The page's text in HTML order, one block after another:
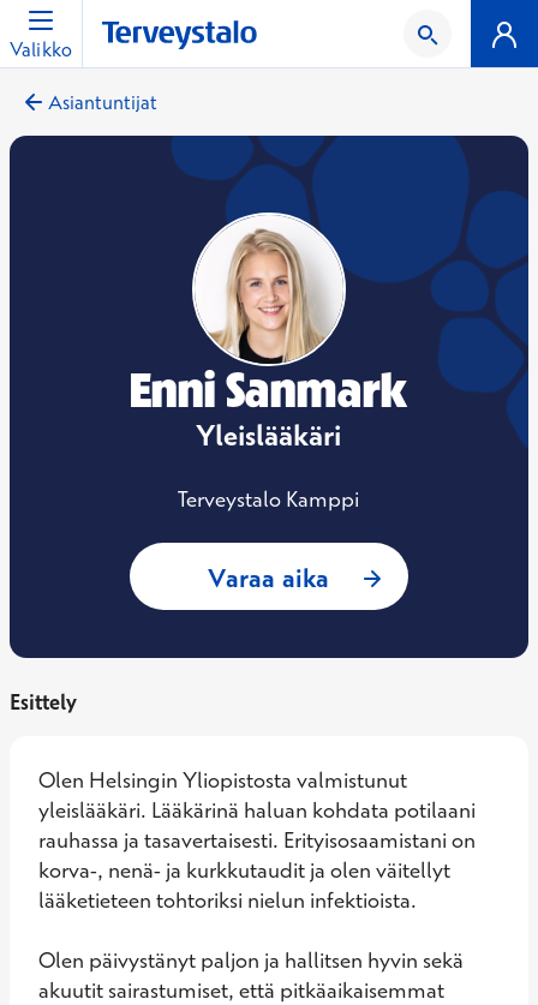
Valikko
Asiantuntijat
Enni Sanmark
Yleislääkäri
Terveystalo Kamppi
Varaa aika : Enni Sanmark,
Esittely
Olen Helsingin Yliopistosta valmistunut
yleislääkäri. Lääkärinä haluan kohdata potilaani
rauhassa ja tasavertaisesti. Erityisosaamistani on
korva-, nenä- ja kurkkutaudit ja olen väitellyt
lääketieteen tohtoriksi nielun infektioista.
Olen päivystänyt paljon ja hallitsen hyvin sekä
akuutit sairastumiset, että pitkäaikaisemmat